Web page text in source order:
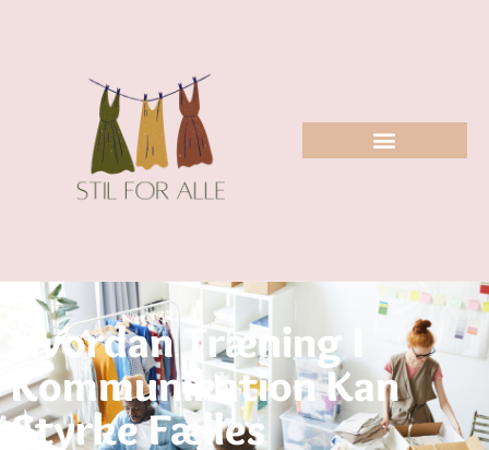
Hvordan Træning I
Kommunikation Kan
Styrke Fælles